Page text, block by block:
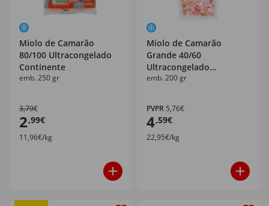
Miolo de Camarão
80/100 Ultracongelado
Continente
emb. 250 gr
3,79€
2,99€
11,96€/kg
Miolo de Camarão
Grande 40/60
Ultracongelado
Pescanova
emb. 200 gr
PVPR 5,76€
4,59€
22,95€/kg